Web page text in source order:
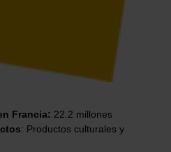
Francia: 22.2 millones
: Productos culturales y